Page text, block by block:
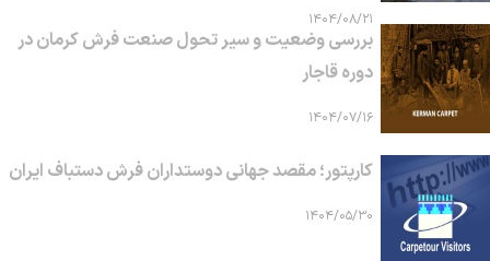
۱۴۰۴/۰۸/۲۱
بررسی وضعیت و سیر تحول صنعت فرش کرمان در
دوره قاجار
۱۴۰۴/۰۷/۱۶
کارپتور؛ مقصد جهانی دوستداران فرش دستباف ایران
۱۴۰۴/۰۵/۳۰